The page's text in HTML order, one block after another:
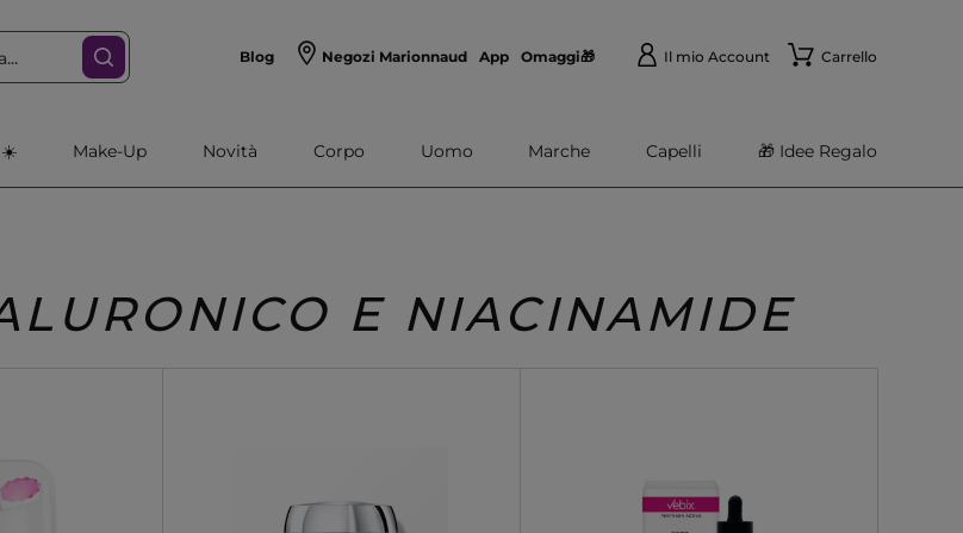
Blog Negozi Marionnaud App Omaggi🎁 Il mio Account Carrello
☀️ Make-Up Novità Corpo Uomo Marche Capelli 🎁 Idee Regalo
E NIACINAMIDE